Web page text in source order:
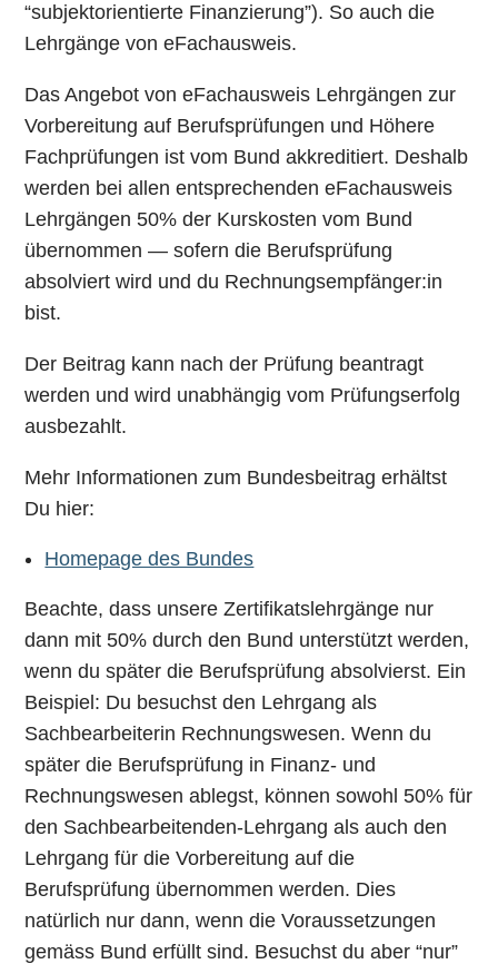
“subjektorientierte Finanzierung”). So auch die
Lehrgänge von eFachausweis.
Das Angebot von eFachausweis Lehrgängen zur
Vorbereitung auf Berufsprüfungen und Höhere
Fachprüfungen ist vom Bund akkreditiert. Deshalb
werden bei allen entsprechenden eFachausweis
Lehrgängen 50% der Kurskosten vom Bund
übernommen — sofern die Berufsprüfung
absolviert wird und du Rechnungsempfänger:in
bist.
Der Beitrag kann nach der Prüfung beantragt
werden und wird unabhängig vom Prüfungserfolg
ausbezahlt.
Mehr Informationen zum Bundesbeitrag erhältst
Du hier:
Homepage des Bundes
Beachte, dass unsere Zertifikatslehrgänge nur
dann mit 50% durch den Bund unterstützt werden,
wenn du später die Berufsprüfung absolvierst. Ein
Beispiel: Du besuchst den Lehrgang als
Sachbearbeiterin Rechnungswesen. Wenn du
später die Berufsprüfung in Finanz- und
Rechnungswesen ablegst, können sowohl 50% für
den Sachbearbeitenden-Lehrgang als auch den
Lehrgang für die Vorbereitung auf die
Berufsprüfung übernommen werden. Dies
natürlich nur dann, wenn die Voraussetzungen
gemäss Bund erfüllt sind. Besuchst du aber “nur”